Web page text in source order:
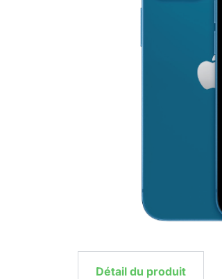
Détail du produit